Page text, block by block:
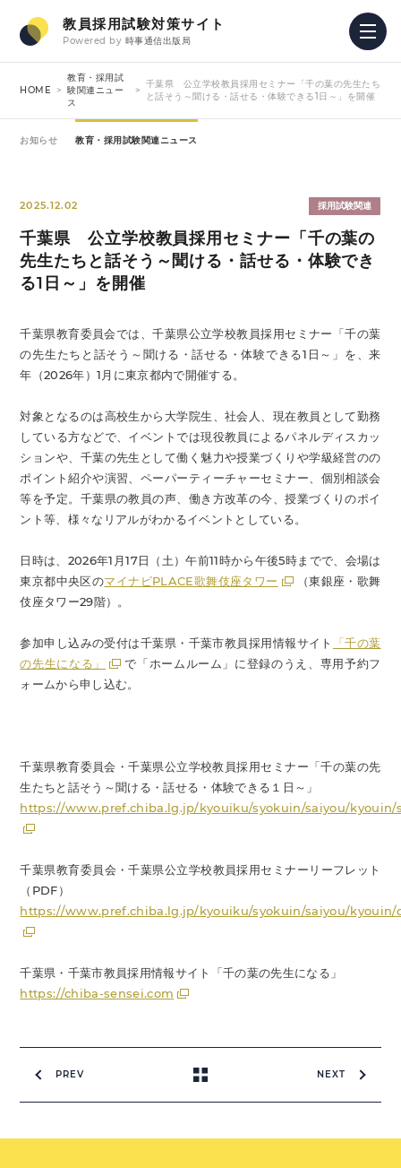
教員採用試験対策サイト
Powered by 時事通信出版局
HOME
教育・採用試
験関連ニュー
ス
千葉県 公立学校教員採用セミナー「千の葉の先生たち
と話そう～聞ける・話せる・体験できる1日～」を開催
お知らせ 教育・採用試験関連ニュース
2025.12.02 採用試験関連
千葉県 公立学校教員採用セミナー「千の葉の
先生たちと話そう～聞ける・話せる・体験でき
る1日～」を開催
千葉県教育委員会では、千葉県公立学校教員採用セミナー「千の葉
の先生たちと話そう～聞ける・話せる・体験できる1日～」を、来
年（2026年）1月に東京都内で開催する。
対象となるのは高校生から大学院生、社会人、現在教員として勤務
している方などで、イベントでは現役教員によるパネルディスカッ
ションや、千葉の先生として働く魅力や授業づくりや学級経営のの
ポイント紹介や演習、ペーパーティーチャーセミナー、個別相談会
等を予定。千葉県の教員の声、働き方改革の今、授業づくりのポイ
ント等、様々なリアルがわかるイベントとしている。
日時は、2026年1月17日（土）午前11時から午後5時までで、会場は
東京都中央区のマイナビPLACE歌舞伎座タワー
（東銀座・歌舞
伎座タワー29階）。
参加申し込みの受付は千葉県・千葉市教員採用情報サイト
「千の葉
の先生になる」
で「ホームルーム」に登録のうえ、専用予約フ
ォームから申し込む。
千葉県教育委員会・千葉県公立学校教員採用セミナー「千の葉の先
生たちと話そう～聞ける・話せる・体験できる１日～」
https://www.pref.chiba.lg.jp/kyouiku/syokuin/saiyou/
千葉県教育委員会・千葉県公立学校教員採用セミナーリーフレット
（PDF）
https://www.pref.chiba.lg.jp/kyouiku/syokuin/saiyou/
千葉県・千葉市教員採用情報サイト「千の葉の先生になる」
https://chiba-sensei.com
PREV NEXT